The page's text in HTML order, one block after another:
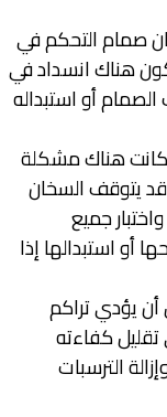
صمام التحكم في
هناك انسداد في
أو استبداله
كانت هناك مشكلة
يتوقف السخان
جميع
أو استبدالها إذا
يؤدي تراكم
تقليل كفاءته
الترسبات